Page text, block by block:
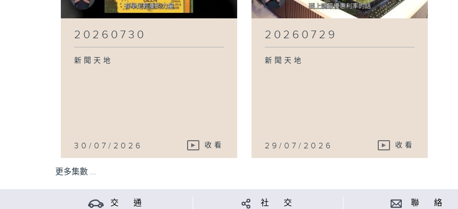
20260730
新聞天地
30/07/2026 收看
20260729
新聞天地
29/07/2026 收看
更多集數 ...
交 通 社 交 聯 絡